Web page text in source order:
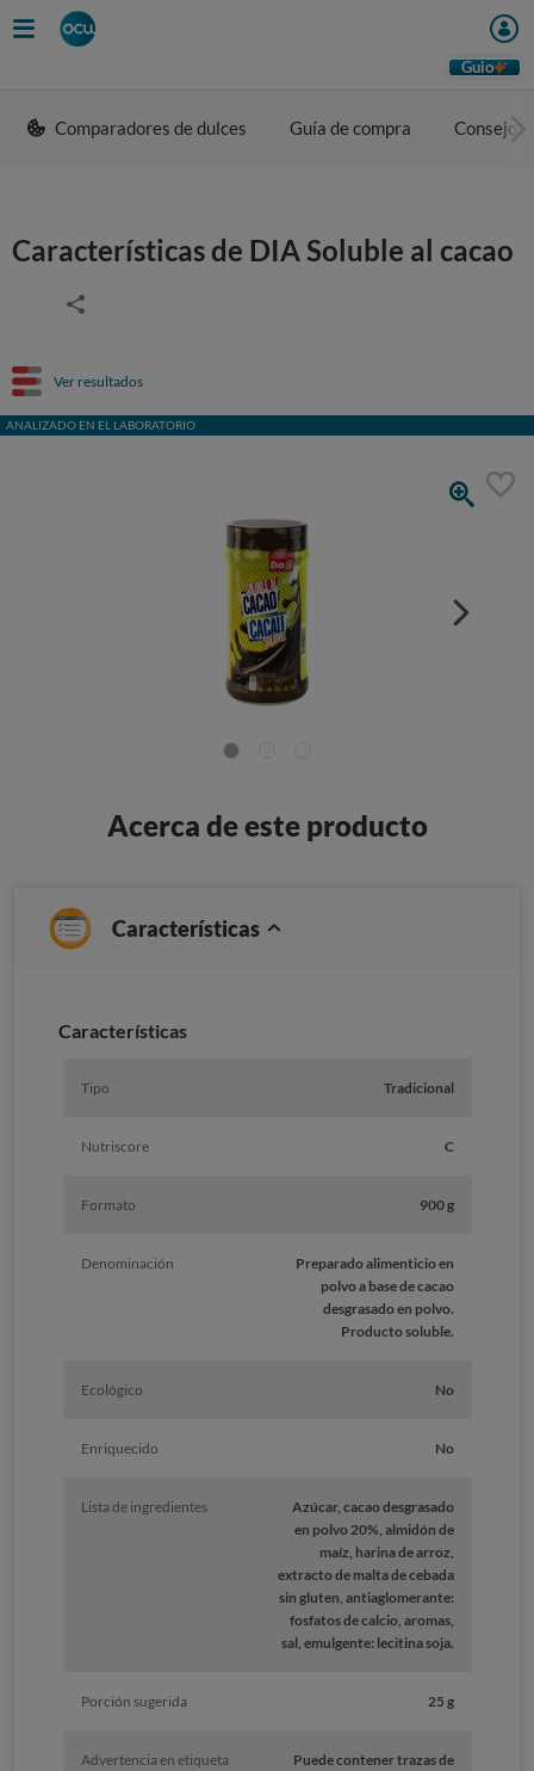
Guio
Comparadores de dulces Guía de compra Consejos
Características de DIA Soluble al cacao
Ver resultados
ANALIZADO EN EL LABORATORIO
Acerca de este producto
Características
Características
Tipo Tradicional
Nutriscore C
Formato 900 g
Denominación
Preparado alimenticio en
polvo a base de cacao
desgrasado en polvo.
Producto soluble.
Ecológico No
Enriquecido No
Lista de ingredientes
Azúcar, cacao desgrasado
en polvo 20%, almidón de
maíz, harina de arroz,
extracto de malta de cebada
sin gluten, antiaglomerante:
fosfatos de calcio, aromas,
sal, emulgente: lecitina soja.
Porción sugerida 25 g
Advertencia en etiqueta
Puede contener trazas de